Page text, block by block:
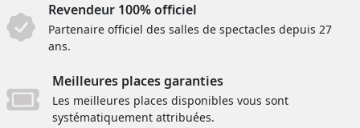
Revendeur 100% officiel
Partenaire officiel des salles de spectacles depuis 27
ans.
Meilleures places garanties
Les meilleures places disponibles vous sont
systématiquement attribuées.